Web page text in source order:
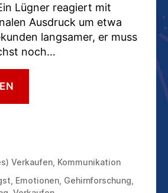
Lügner reagiert mit
Ausdruck um etwa
langsamer, er muss
noch…
GEFAHRENRADAR
Verkaufen Kommunikation
Emotionen Gehirnforschung